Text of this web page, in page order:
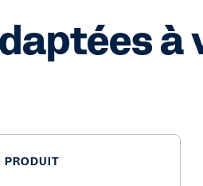
à
PRODUIT